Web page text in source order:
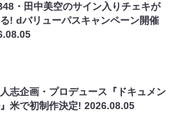
・田中美空のサイン入りチェキが
! dバリューパスキャンペーン開催
志企画・プロデュース『ドキュメン
米で初制作決定!2026.08.05